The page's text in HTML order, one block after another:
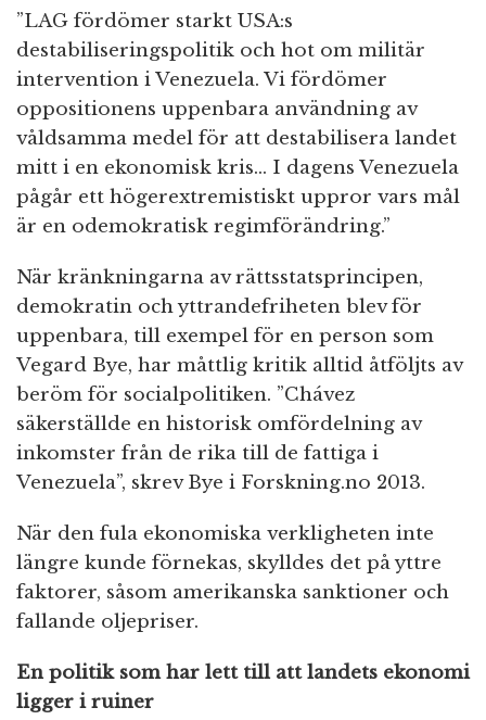
”LAG fördömer starkt USA:s
destabiliseringspolitik och hot om militär
intervention i Venezuela. Vi fördömer
oppositionens uppenbara användning av
våldsamma medel för att destabilisera landet
mitt i en ekonomisk kris… I dagens Venezuela
pågår ett högerextremistiskt uppror vars mål
är en odemokratisk regimförändring.”
När kränkningarna av rättsstatsprincipen,
demokratin och yttrandefriheten blev för
uppenbara, till exempel för en person som
Vegard Bye, har måttlig kritik alltid åtföljts av
beröm för socialpolitiken. ”Chávez
säkerställde en historisk omfördelning av
inkomster från de rika till de fattiga i
Venezuela”, skrev Bye i Forskning.no 2013.
När den fula ekonomiska verkligheten inte
längre kunde förnekas, skylldes det på yttre
faktorer, såsom amerikanska sanktioner och
fallande oljepriser.
En politik som har lett till att landets ekonomi
ligger i ruiner